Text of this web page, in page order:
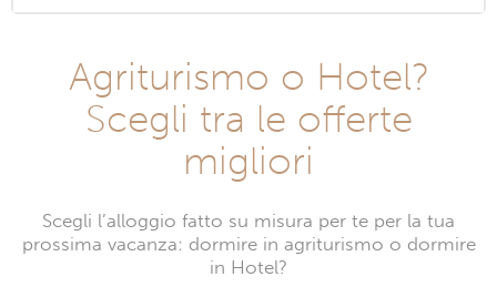
Agriturismo o Hotel?
Scegli tra le offerte
migliori
Scegli l’alloggio fatto su misura per te per la tua
prossima vacanza: dormire in agriturismo o dormire
in Hotel?